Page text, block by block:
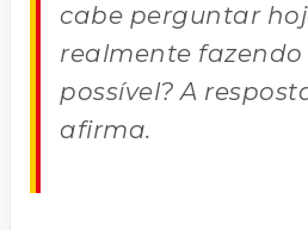
cabe perguntar
realmente
possível? A
afirma.